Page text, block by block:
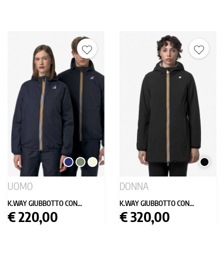
BLU
SCURO
VERDE
MILITARE
BEIGE
UOMO
K.WAY GIUBBOTTO CON...
Prezzo
€ 220,00
NERO
DONNA
K.WAY GIUBBOTTO CON...
Prezzo
€ 320,00